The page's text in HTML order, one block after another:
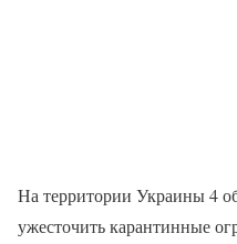
На территории Украины 4
ужесточить карантинные